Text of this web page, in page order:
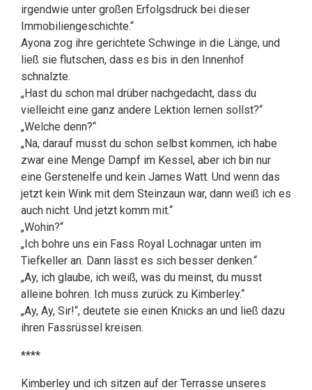
irgendwie unter großen Erfolgsdruck bei dieser
Immobiliengeschichte.“
Ayona zog ihre gerichtete Schwinge in die Länge, und
ließ sie flutschen, dass es bis in den Innenhof
schnalzte.
„Hast du schon mal drüber nachgedacht, dass du
vielleicht eine ganz andere Lektion lernen sollst?“
„Welche denn?“
„Na, darauf musst du schon selbst kommen, ich habe
zwar eine Menge Dampf im Kessel, aber ich bin nur
eine Gerstenelfe und kein James Watt. Und wenn das
jetzt kein Wink mit dem Steinzaun war, dann weiß ich es
auch nicht. Und jetzt komm mit.“
„Wohin?“
„Ich bohre uns ein Fass Royal Lochnagar unten im
Tiefkeller an. Dann lässt es sich besser denken.“
„Ay, ich glaube, ich weiß, was du meinst, du musst
alleine bohren. Ich muss zurück zu Kimberley.“
„Ay, Ay, Sir!“, deutete sie einen Knicks an und ließ dazu
ihren Fassrüssel kreisen.
****
Kimberley und ich sitzen auf der Terrasse unseres